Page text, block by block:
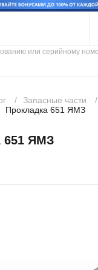
Запасные части
Прокладка 651 ЯМЗ
ЯМЗ